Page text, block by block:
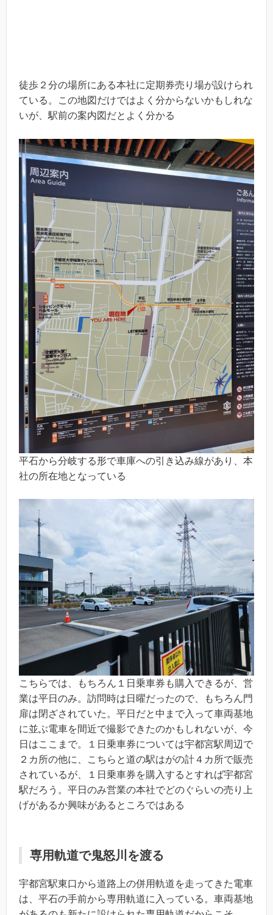
徒歩２分の場所にある本社に定期券売り場が設けられ
ている。この地図だけではよく分からないかもしれな
いが、駅前の案内図だとよく分かる
平石から分岐する形で車庫への引き込み線があり、本
社の所在地となっている
こちらでは、もちろん１日乗車券も購入できるが、営
業は平日のみ。訪問時は日曜だったので、もちろん門
扉は閉ざされていた。平日だと中まで入って車両基地
に並ぶ電車を間近で撮影できたのかもしれないが、今
日はここまで。１日乗車券については宇都宮駅周辺で
２カ所の他に、こちらと道の駅はがの計４カ所で販売
されているが、１日乗車券を購入するとすれば宇都宮
駅だろう。平日のみ営業の本社でどのぐらいの売り上
げがあるか興味があるところではある
専用軌道で鬼怒川を渡る
宇都宮駅東口から道路上の併用軌道を走ってきた電車
は、平石の手前から専用軌道に入っている。車両基地